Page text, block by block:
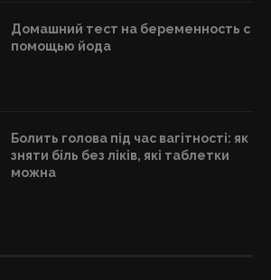
Домашний тест на беременность с
помощью йода
Болить голова під час вагітності: як
зняти біль без ліків, які таблетки
можна